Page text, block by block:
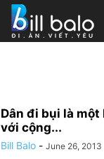
Dân đi bụi là một
với cộng...
Bill Balo - June 26, 2013